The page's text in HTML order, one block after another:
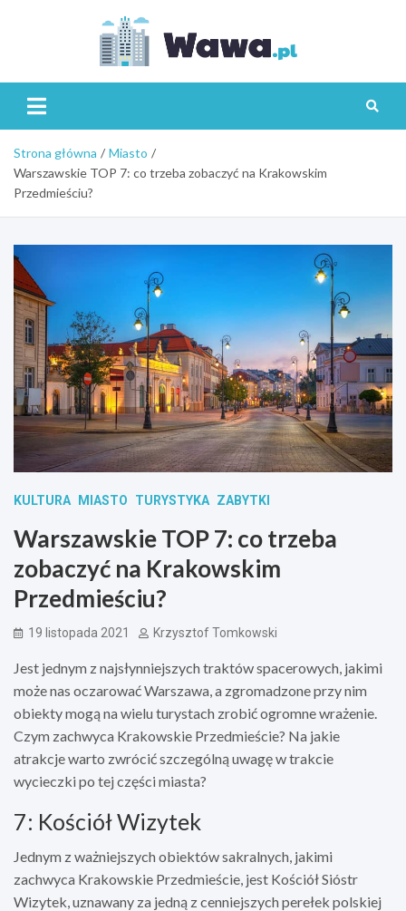
Strona główna
Miasto
Warszawskie TOP 7: co trzeba zobaczyć na Krakowskim
Przedmieściu?
KULTURA MIASTO TURYSTYKA ZABYTKI
Warszawskie TOP 7: co trzeba
zobaczyć na Krakowskim
Przedmieściu?
19 listopada 2021 Krzysztof Tomkowski
Jest jednym z najsłynniejszych traktów spacerowych, jakimi
może nas oczarować Warszawa, a zgromadzone przy nim
obiekty mogą na wielu turystach zrobić ogromne wrażenie.
Czym zachwyca Krakowskie Przedmieście? Na jakie
atrakcje warto zwrócić szczególną uwagę w trakcie
wycieczki po tej części miasta?
7: Kościół Wizytek
Jednym z ważniejszych obiektów sakralnych, jakimi
zachwyca Krakowskie Przedmieście, jest Kościół Sióstr
Wizytek, uznawany za jedną z cenniejszych perełek polskiej